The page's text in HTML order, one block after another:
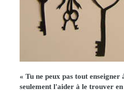
« Tu ne peux pas tout enseigner
seulement l'aider à le trouver